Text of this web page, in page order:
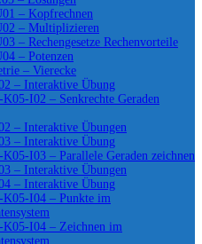
– Kopfrechnen
– Multiplizieren
– Rechengesetze Rechenvorteile
– Potenzen
– Vierecke
– Interaktive Übung
I02 – Senkrechte Geraden
– Interaktive Übungen
– Interaktive Übung
I03 – Parallele Geraden zeichnen
– Interaktive Übungen
– Interaktive Übung
K05-I04 – Punkte im
K05-I04 – Zeichnen im